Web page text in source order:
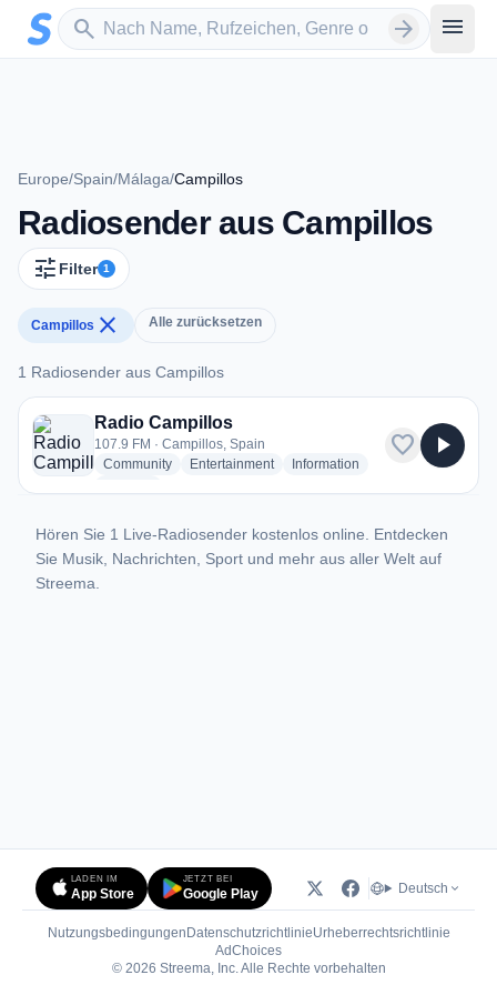
Zum Hauptinhalt springen
search
Sender suchen arrow_forward menu
Europe/Spain/Málaga/Campillos
Radiosender aus Campillos
tune Filter 1
Campillos close Alle zurücksetzen
1 Radiosender aus Campillos
1 Radiosender aus Campillos
Radio Campillos
107.9 FM · Campillos, Spain
Communityradio stations
Entertainmentradio stations
Information radio stations
favorite play_arrow
Hören Sie 1 Live-Radiosender kostenlos online. Entdecken
Sie Musik, Nachrichten, Sport und mehr aus aller Welt auf
Streema.
LADEN IM
App Store
JETZT BEI
Google Play Deutsch
Nutzungsbedingungen DatenschutzrichtlinieUrheberrechtsrichtlinie
AdChoices(öffnet in neuem Tab)
© 2026 Streema, Inc. Alle Rechte vorbehalten